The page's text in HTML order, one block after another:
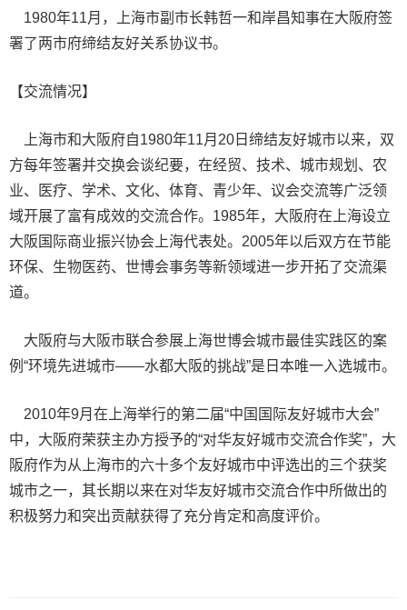
1980年11月，上海市副市长韩哲一和岸昌知事在大阪府签
署了两市府缔结友好关系协议书。
【交流情况】
上海市和大阪府自1980年11月20日缔结友好城市以来，双
方每年签署并交换会谈纪要，在经贸、技术、城市规划、农
业、医疗、学术、文化、体育、青少年、议会交流等广泛领
域开展了富有成效的交流合作。1985年，大阪府在上海设立
大阪国际商业振兴协会上海代表处。2005年以后双方在节能
环保、生物医药、世博会事务等新领域进一步开拓了交流渠
道。
大阪府与大阪市联合参展上海世博会城市最佳实践区的案
例“环境先进城市——水都大阪的挑战”是日本唯一入选城市。
2010年9月在上海举行的第二届“中国国际友好城市大会”
中，大阪府荣获主办方授予的“对华友好城市交流合作奖”，大
阪府作为从上海市的六十多个友好城市中评选出的三个获奖
城市之一，其长期以来在对华友好城市交流合作中所做出的
积极努力和突出贡献获得了充分肯定和高度评价。